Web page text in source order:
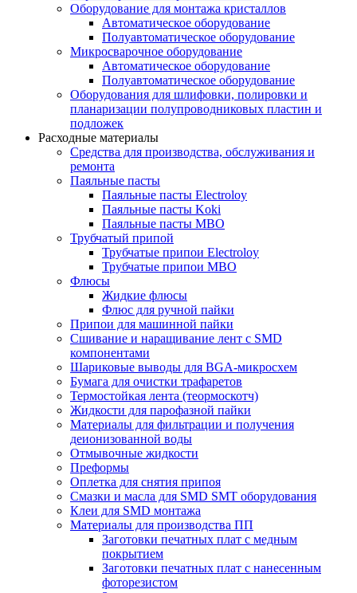
Оборудование для монтажа кристаллов
Автоматическое оборудование
Полуавтоматическое оборудование
Микросварочное оборудование
Автоматическое оборудование
Полуавтоматическое оборудование
Оборудования для шлифовки, полировки и
планаризации полупроводниковых пластин и
подложек
Расходные материалы
Средства для производства, обслуживания и
ремонта
Паяльные пасты
Паяльные пасты Electroloy
Паяльные пасты Koki
Паяльные пасты MBO
Трубчатый припой
Трубчатые припои Electroloy
Трубчатые припои MBO
Флюсы
Жидкие флюсы
Флюс для ручной пайки
Припои для машинной пайки
Сшивание и наращивание лент с SMD
компонентами
Шариковые выводы для BGA-микросхем
Бумага для очистки трафаретов
Термостойкая лента (теормоскотч)
Жидкости для парофазной пайки
Материалы для фильтрации и получения
деионизованной воды
Отмывочные жидкости
Преформы
Оплетка для снятия припоя
Смазки и масла для SMD SMT оборудования
Клеи для SMD монтажа
Материалы для производства ПП
Заготовки печатных плат с медным
покрытием
Заготовки печатных плат с нанесенным
фоторезистом